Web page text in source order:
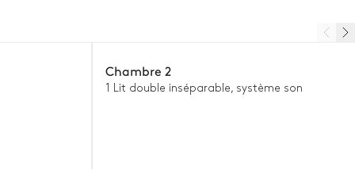
Chambre 2
1 Lit double inséparable, système son